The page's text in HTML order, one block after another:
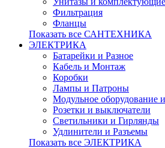
Фильтрация
Фланцы
Показать все САНТЕХНИКА
ЭЛЕКТРИКА
Батарейки и Разное
Кабель и Монтаж
Коробки
Лампы и Патроны
Модульное
Розетки и выключатели
Светильники и Гирлянды
Удлинители и Разъемы
Показать все ЭЛЕКТРИКА